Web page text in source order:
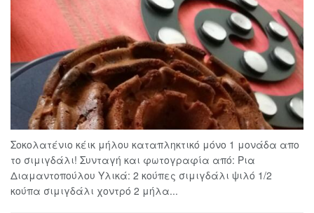
Σοκολατένιο κέικ μήλου καταπληκτικό μόνο 1 μονάδα απο
το σιμιγδάλι! Συνταγή και φωτογραφία από: Ρια
Διαμαντοπούλου Υλικά: 2 κούπες σιμιγδάλι ψιλό 1/2
κούπα σιμιγδάλι χοντρό 2 μήλα...